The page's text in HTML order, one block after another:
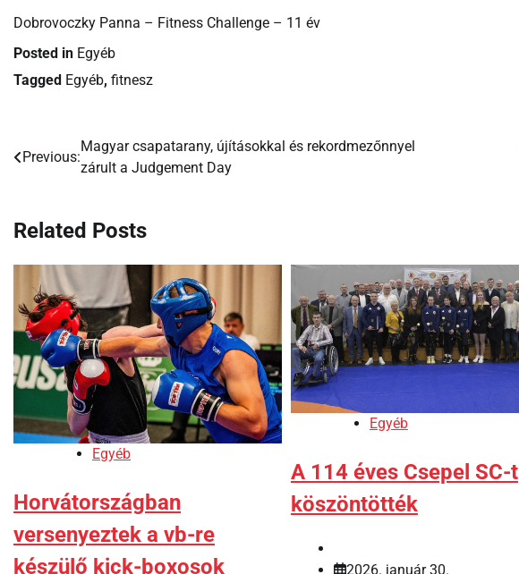
Dobrovoczky Panna – Fitness Challenge – 11 év
Posted in Egyéb
Tagged Egyéb, fitnesz
Bejegyzés
Previous:
Magyar csapatarany, újításokkal és rekordmezőnnyel
zárult a Judgement Day
Related Posts
Egyéb
Horvátországban
versenyeztek a vb-re
készülő kick-boxosok
Egyéb
A 114 éves Csepel SC-t
köszöntötték
2026. január 30.